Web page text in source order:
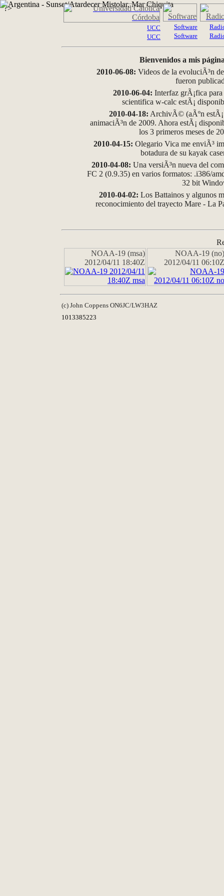
?>
UCC
UCC
Software
Software
Bienvenidos a mis
2010-06-08: Videos de la evoluciÃ³n
fueron
2010-06-04: Interfaz grÃ¡fica
scientifica w-calc estÃ¡
2010-04-18: ArchivÃ© (aÃºn
animaciÃ³n de 2009. Ahora estÃ¡
los 3 primeros meses de
2010-04-15: Olegario Vica me enviÃ³
botadura de su kayak
2010-04-08: Una versiÃ³n nueva del
FC 2 (0.9.35) en varios formatos: .i386/
32 bit
2010-04-02: Los Battainos y algunos
reconocimiento del trayecto Mare - La
NOAA-19 (msa)
2012/04/11 18:40Z
NOAA-19 (no)
2012/04/11 06:10Z
(c) John Coppens ON6JC/LW3HAZ
1013385223